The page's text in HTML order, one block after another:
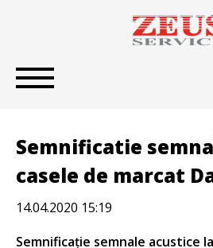
Semnificatie
casele de marcat
14.04.2020 15:19
Semnificație semnale acustice